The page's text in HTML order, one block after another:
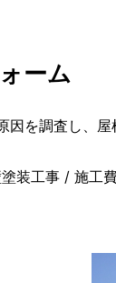
ーム
を調査し、
装工事 / 施工